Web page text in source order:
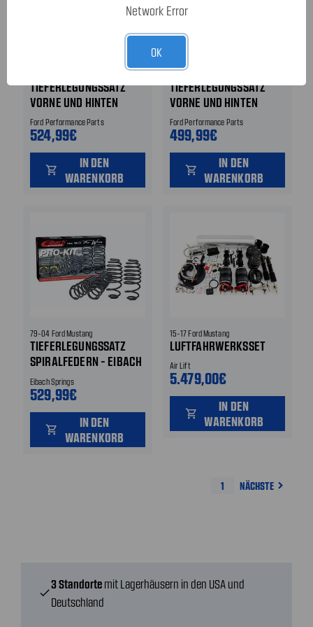
TIEFERLEGUNGSSATZ
VORNE UND HINTEN
Ford Performance Parts
524,99€
shopping_cart
IN DEN
WARENKORB
TIEFERLEGUNGSSATZ
VORNE UND HINTEN
Ford Performance Parts
499,99€
shopping_cart
IN DEN
WARENKORB
79-04 Ford Mustang
TIEFERLEGUNGSSATZ
SPIRALFEDERN - EIBACH
- PRO KIT VORNE UND
HINTEN
Eibach Springs
529,99€
shopping_cart
IN DEN
WARENKORB
15-17 Ford Mustang
LUFTFAHRWERKSSET
Air Lift
5.479,00€
shopping_cart
IN DEN
WARENKORB
1 NÄCHSTE navigate_next
check
3 Standorte mit Lagerhäusern in den USA und
Deutschland
Network Error
OK